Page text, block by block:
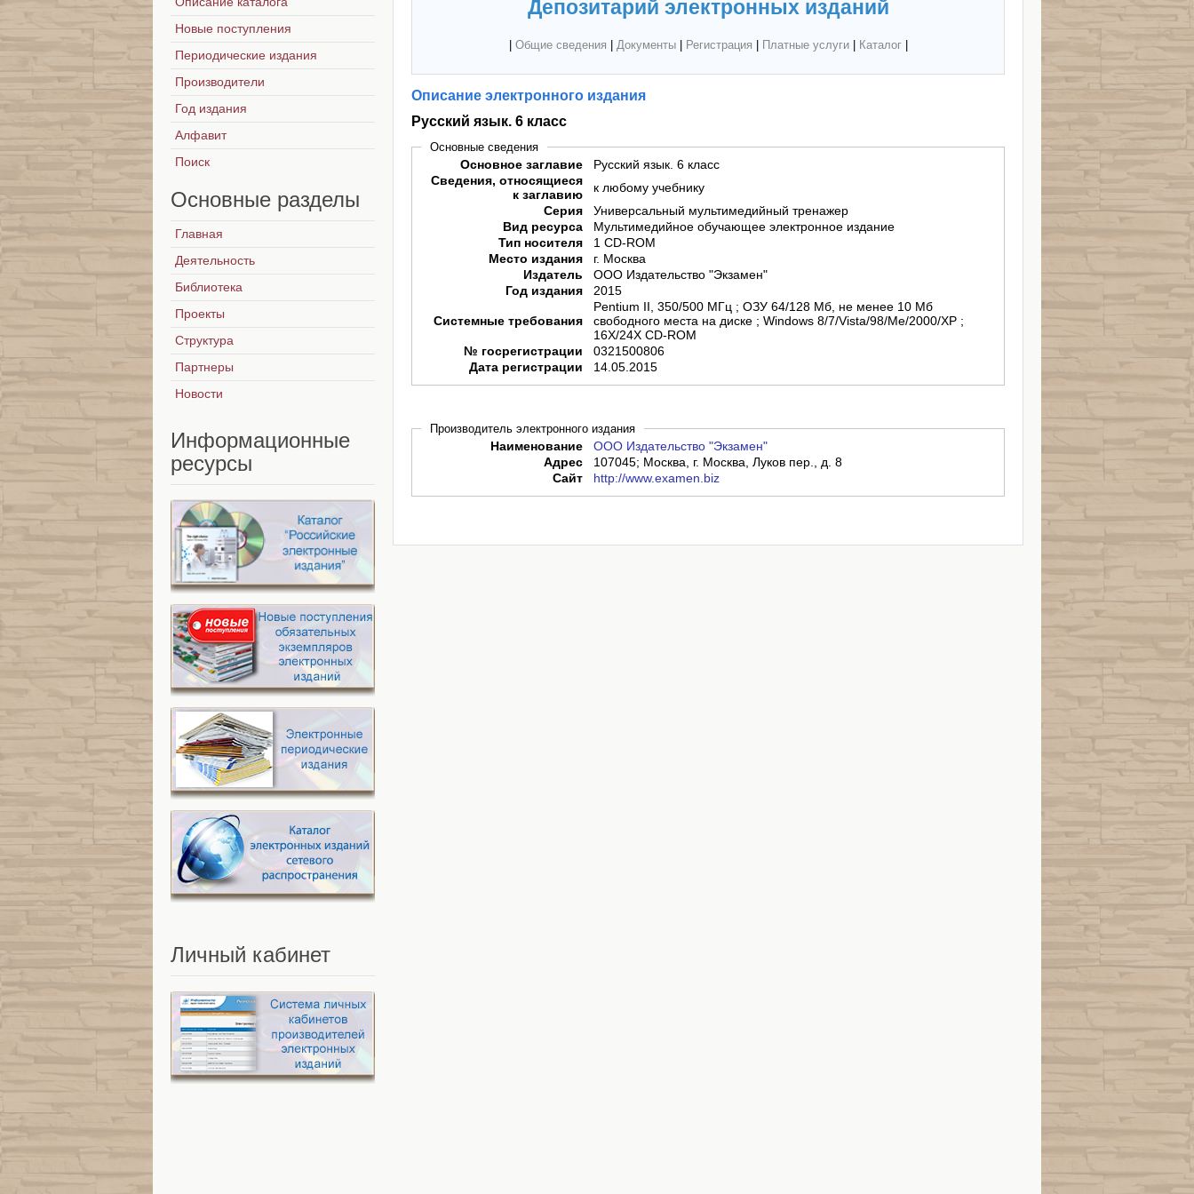
Депозитарий электронных изданий
Общие сведения Документы| Регистрация Платные услуги| Каталог|
Описание электронного издания
Русский язык. 6 класс
Основные сведения
Основное заглавие
Русский язык. 6 класс
Сведения, относящиеся
к заглавию
к любому учебнику
Серия
Универсальный мультимедийный тренажер
Вид ресурса
Мультимедийное обучающее электронное издание
Тип носителя
1 CD-ROM
Место издания
г. Москва
Издатель
ООО Издательство "Экзамен"
Год издания
2015
Системные требования
Pentium II, 350/500 МГц ; ОЗУ 64/128 Мб, не менее 10 Мб
свободного места на диске ; Windows 8/7/Vista/98/Me/2000/XP ;
16Х/24Х CD-ROM
№ госрегистрации
0321500806
Дата регистрации
14.05.2015
Производитель электронного издания
Наименование
ООО Издательство "Экзамен"
Адрес
107045; Москва, г. Москва, Луков пер., д. 8
Сайт
http://www.examen.biz
Новые поступления
Периодические издания
Производители
Год издания
Алфавит
Поиск
Основные разделы
Главная
Деятельность
Библиотека
Проекты
Структура
Партнеры
Новости
Информационные
ресурсы
Личный кабинет